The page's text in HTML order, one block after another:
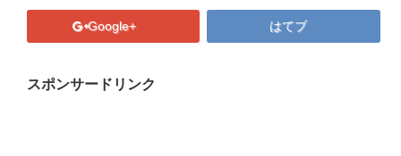
マキコの気持ち
開催済み講座
Google+ はてブ
スポンサードリンク